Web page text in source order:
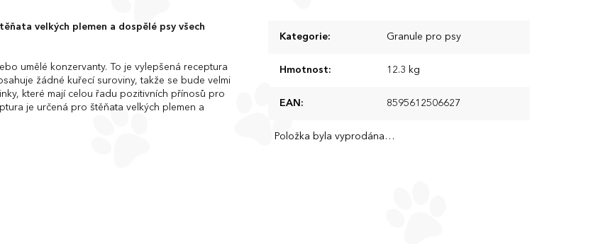
velkých plemen a dospělé psy všech
umělé konzervanty. To je vylepšená receptura
žádné kuřecí suroviny, takže se bude velmi
které mají celou řadu pozitivních přínosů pro
je určená pro štěňata velkých plemen a
Kategorie: Granule pro psy
Hmotnost: 12.3 kg
EAN : 8595612506627
Položka byla vyprodána…